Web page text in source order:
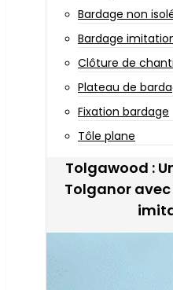
Bardage non
Bardage
Clôture de
Plateau de
Fixation bardage
Tôle plane
Tolgawood :
Tolganor